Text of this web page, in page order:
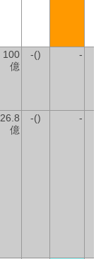
100
億
-() -
26.8
億
-() -